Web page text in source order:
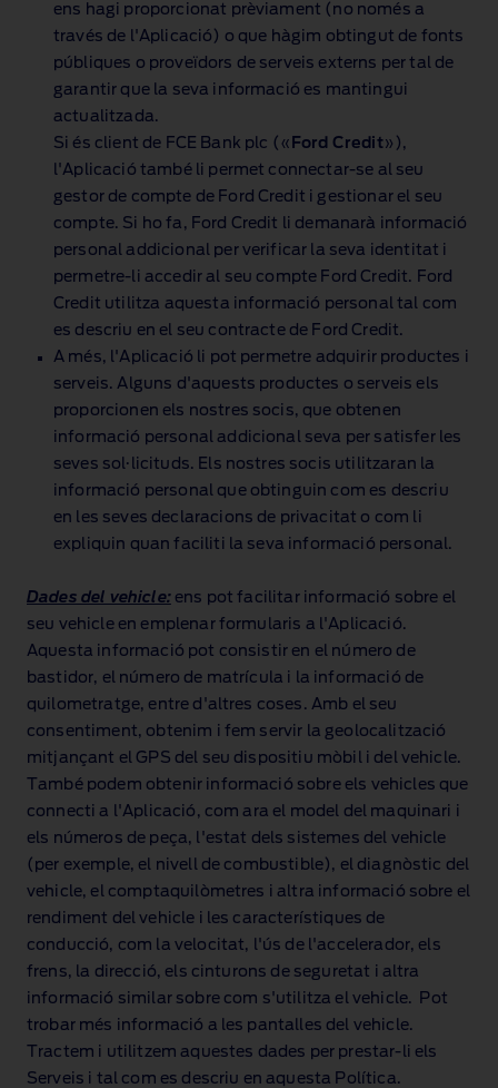
ens hagi proporcionat prèviament (no només a
través de l'Aplicació) o que hàgim obtingut de fonts
públiques o proveïdors de serveis externs per tal de
garantir que la seva informació es mantingui
actualitzada.
Si és client de FCE Bank plc (« Ford Credit»),
l'Aplicació també li permet connectar‑se al seu
gestor de compte de Ford Credit i gestionar el seu
compte. Si ho fa, Ford Credit li demanarà informació
personal addicional per verificar la seva identitat i
permetre‑li accedir al seu compte Ford Credit. Ford
Credit utilitza aquesta informació personal tal com
es descriu en el seu contracte de Ford Credit.
A més, l'Aplicació li pot permetre adquirir productes i
serveis. Alguns d'aquests productes o serveis els
proporcionen els nostres socis, que obtenen
informació personal addicional seva per satisfer les
seves sol·licituds. Els nostres socis utilitzaran la
informació personal que obtinguin com es descriu
en les seves declaracions de privacitat o com li
expliquin quan faciliti la seva informació personal.
Dades del vehicle:ens pot facilitar informació sobre el
seu vehicle en emplenar formularis a l'Aplicació.
Aquesta informació pot consistir en el número de
bastidor, el número de matrícula i la informació de
quilometratge, entre d'altres coses. Amb el seu
consentiment, obtenim i fem servir la geolocalització
mitjançant el GPS del seu dispositiu mòbil i del vehicle.
També podem obtenir informació sobre els vehicles que
connecti a l'Aplicació, com ara el model del maquinari i
els números de peça, l'estat dels sistemes del vehicle
(per exemple, el nivell de combustible), el diagnòstic del
vehicle, el comptaquilòmetres i altra informació sobre el
rendiment del vehicle i les característiques de
conducció, com la velocitat, l'ús de l'accelerador, els
frens, la direcció, els cinturons de seguretat i altra
informació similar sobre com s'utilitza el vehicle. Pot
trobar més informació a les pantalles del vehicle.
Tractem i utilitzem aquestes dades per prestar‑li els
Serveis i tal com es descriu en aquesta Política.